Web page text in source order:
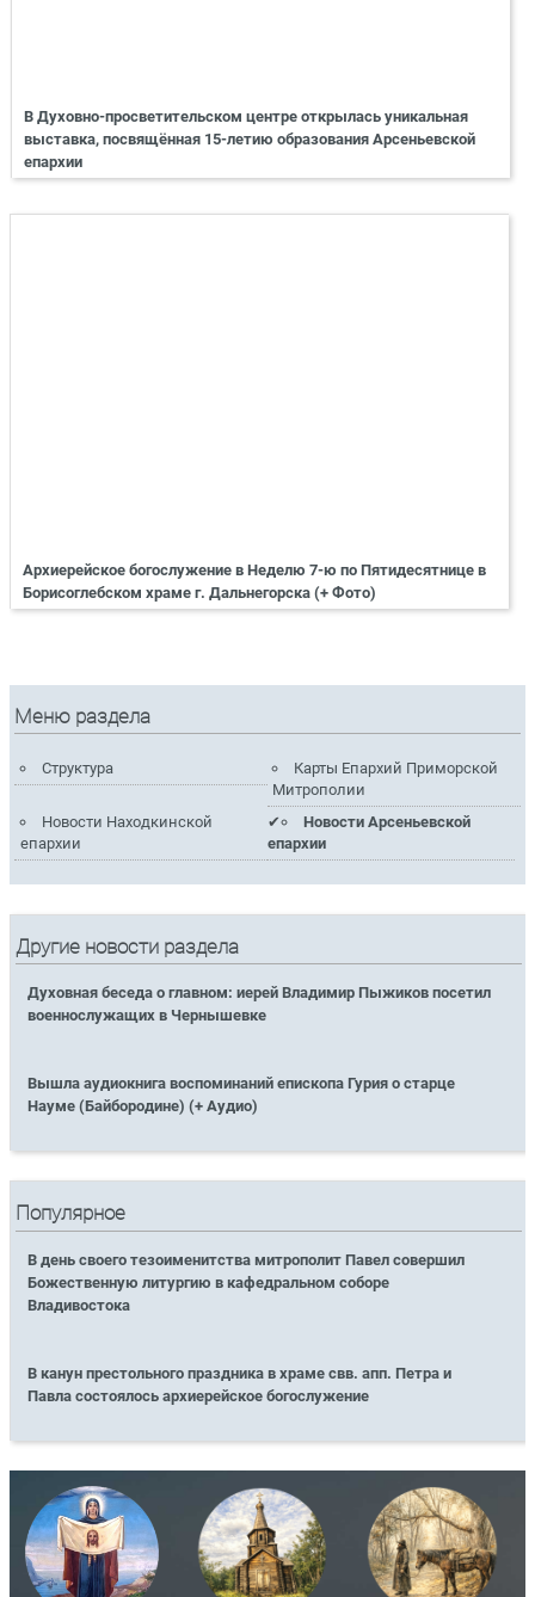
В Духовно-просветительском центре открылась уникальная
выставка, посвящённая 15-летию образования Арсеньевской
епархии
Архиерейское богослужение в Неделю 7-ю по Пятидесятнице в
Борисоглебском храме г. Дальнегорска (+ Фото)
Меню раздела
Структура
Карты Епархий Приморской
Митрополии
Новости Находкинской
епархии
Новости Арсеньевской
епархии
Другие новости раздела
Духовная беседа о главном: иерей Владимир Пыжиков посетил
военнослужащих в Чернышевке
Вышла аудиокнига воспоминаний епископа Гурия о старце
Науме (Байбородине) (+ Аудио)
Популярное
В день своего тезоименитства митрополит Павел совершил
Божественную литургию в кафедральном соборе
Владивостока
В канун престольного праздника в храме свв. апп. Петра и
Павла состоялось архиерейское богослужение